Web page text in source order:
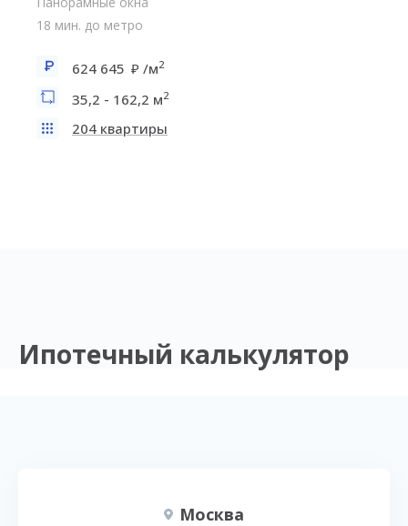
18 мин. до метро
624 645 /м2
35,2 - 162,2 м2
204 квартиры
Ипотечный калькулятор
Москва